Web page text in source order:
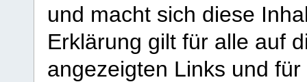
und macht sich diese
Erklärung gilt für alle auf
angezeigten Links und